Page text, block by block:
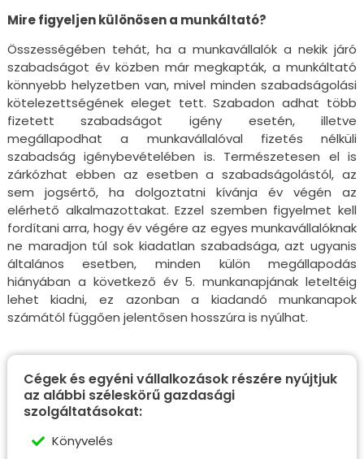
Mire figyeljen különösen a munkáltató?
Összességében tehát, ha a munkavállalók a nekik járó
szabadságot év közben már megkapták, a munkáltató
könnyebb helyzetben van, mivel minden szabadságolási
kötelezettségének eleget tett. Szabadon adhat több
fizetett szabadságot igény esetén, illetve
megállapodhat a munkavállalóval fizetés nélküli
szabadság igénybevételében is. Természetesen el is
zárkózhat ebben az esetben a szabadságolástól, az
sem jogsértő, ha dolgoztatni kívánja év végén az
elérhető alkalmazottakat. Ezzel szemben figyelmet kell
fordítani arra, hogy év végére az egyes munkavállalóknak
ne maradjon túl sok kiadatlan szabadsága, azt ugyanis
általános esetben, minden külön megállapodás
hiányában a következő év 5. munkanapjának leteltéig
lehet kiadni, ez azonban a kiadandó munkanapok
számától függően jelentősen hosszúra is nyúlhat.
Cégek és egyéni vállalkozások részére nyújtjuk
az alábbi széleskörű gazdasági
szolgáltatásokat:
Könyvelés